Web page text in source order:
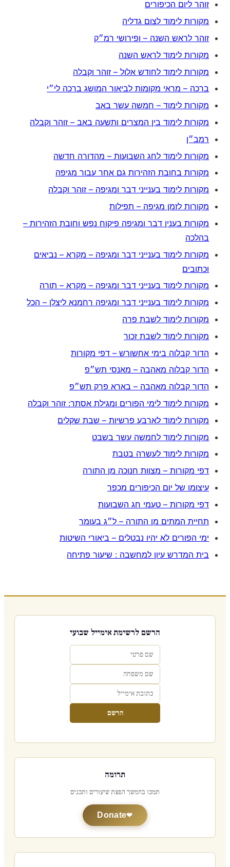
זוהר ליום הכיפורים
מקורות לימוד לצום גדליה
זוהר לראש השנה – ופירושי רמ״ק
מקורות לימוד לראש השנה
מקורות לימוד לחודש אלול – זוהר וקבלה
ברכה – מראי מקומות לביאור המושג ברכה לי״י
מקורות לימוד – חמשה עשר באב
מקורות לימוד בין המצרים ותשעה באב – זוהר וקבלה
רמב״ן
מקורות לימוד לחג השבועות – מהדורה חדשה
מקורות בחובת הזהירות גם אחר עבור מגיפה
מקורות לימוד בענייני דבר ומגיפה – זוהר וקבלה
מקורות לזמן מגיפה – תפילות
מקורות בענין דבר ומגיפה פיקוח נפש וחובת הזהירות –
בהלכה
מקורות לימוד בענייני דבר ומגיפה – מקרא – נביאים
וכתובים
מקורות לימוד בענייני דבר ומגיפה – מקרא – תורה
מקורות לימוד בענייני דבר ומגיפה רחמנא ליצלן – הכל
מקורות לימוד לשבת פרה
מקורות לימוד לשבת זכור
הדור קבלוה בימי אחשורש – דפי מקורות
הדור קבלוה מאהבה – מאנסי תש״פ
הדור קבלוה מאהבה – בארא פרק תש״פ
מקורות לימוד לימי הפורים ומגילת אסתר: זוהר וקבלה
מקורות לימוד לארבע פרשיות – שבת שקלים
מקורות לימוד לחמשה עשר בשבט
מקורות לימוד לעשרה בטבת
דפי מקורות – מצוות חנוכה מן התורה
עיצומו של יום הכיפורים מכפר
דפי מקורות – טעמי חג השבועות
תחיית המתים מן התורה – ל״ג בעומר
ימי הפורים לא יהיו נבטלים – ביאורי השיטות
בית המדרש עיון למחשבה : שיעור פתיחה
הרשם לרשימת אימייל שבועי
הרשם
תרומה
תמכו בהמשך הפצת שיעורים ותכנים
Donate